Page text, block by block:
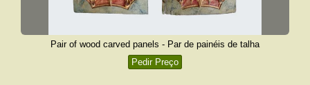
Pair of wood carved panels - Par de painéis de talha
Pedir Preço